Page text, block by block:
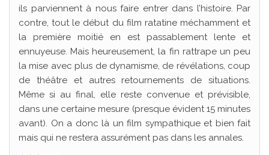
ils parviennent à nous faire entrer dans l’histoire. Par
contre, tout le début du film ratatine méchamment et
la première moitié en est passablement lente et
ennuyeuse. Mais heureusement, la fin rattrape un peu
la mise avec plus de dynamisme, de révélations, coup
de théâtre et autres retournements de situations.
Même si au final, elle reste convenue et prévisible,
dans une certaine mesure (presque évident 15 minutes
avant). On a donc là un film sympathique et bien fait
mais qui ne restera assurément pas dans les annales.